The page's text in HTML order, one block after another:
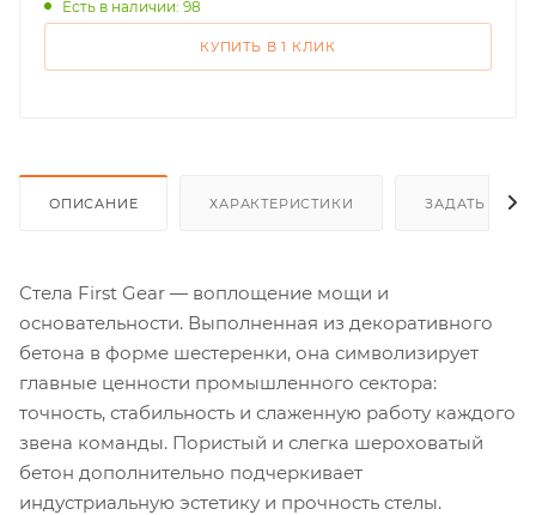
Есть в наличии: 98
КУПИТЬ В 1 КЛИК
ОПИСАНИЕ ХАРАКТЕРИСТИКИ ЗАДАТЬ
Стела First Gear — воплощение мощи и
основательности. Выполненная из декоративного
бетона в форме шестеренки, она символизирует
главные ценности промышленного сектора:
точность, стабильность и слаженную работу каждого
звена команды. Пористый и слегка шероховатый
бетон дополнительно подчеркивает
индустриальную эстетику и прочность стелы.